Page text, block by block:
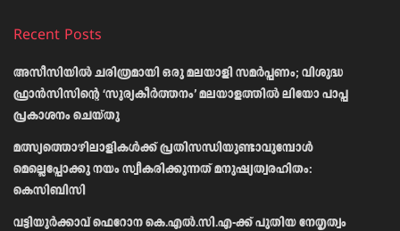
Recent Posts
അസീസിയിൽ ചരിത്രമായി ഒരു മലയാളി സമർപ്പണം; വിശുദ്ധ
ഫ്രാൻസിസിന്റെ ‘സൂര്യകീർത്തനം’ മലയാളത്തിൽ ലിയോ പാപ്പ
പ്രകാശനം ചെയ്തു
മത്സ്യത്തൊഴിലാളികള്‍ക്ക് പ്രതിസന്ധിയുണ്ടാവുമ്പോള്‍
മെല്ലെപ്പോക്കു നയം സ്വീകരിക്കുന്നത് മനുഷ്യത്വരഹിതം:
കെസിബിസി
വട്ടിയൂർക്കാവ് ഫെറോന കെ.എൽ.സി.എ-ക്ക് പുതിയ നേതൃത്വം